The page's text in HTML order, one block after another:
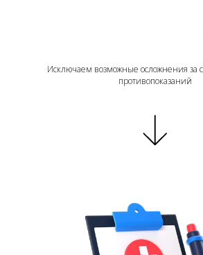
Исключаем возможные осложнения за
противопоказаний